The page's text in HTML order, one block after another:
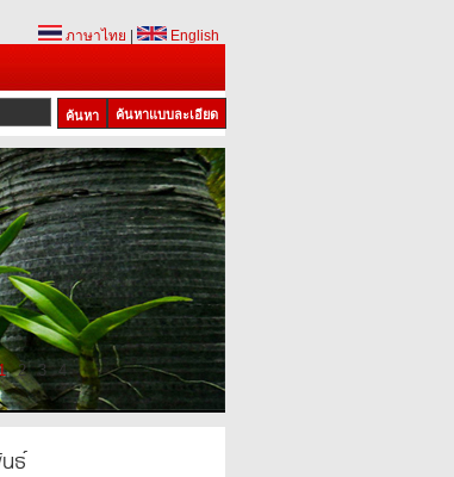
ภาษาไทย
English
ค้นหาแบบละเอียด
2 3 4
ธ์